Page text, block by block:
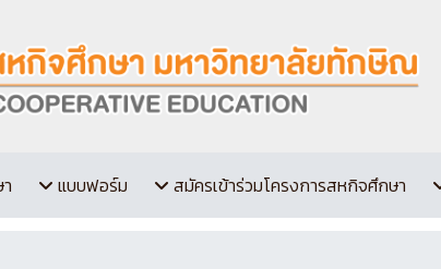
แบบฟอร์ม สมัครเข้าร่วมโครงการสหกิจศึกษา